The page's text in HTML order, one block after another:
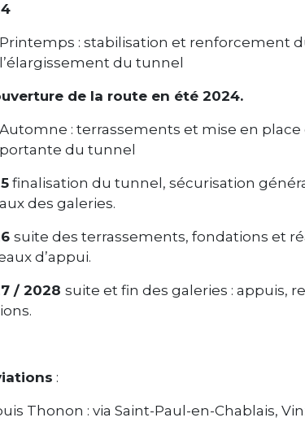
Printemps : stabilisation et renforcement
l’élargissement du tunnel
de la route en été 2024.
Automne : terrassements et mise en
portante du tunnel
finalisation du tunnel, sécurisation
des galeries.
suite des terrassements, fondations et
d’appui.
/ 2028 suite et fin des galeries : appuis,
:
Thonon : via Saint-Paul-en-Chablais,